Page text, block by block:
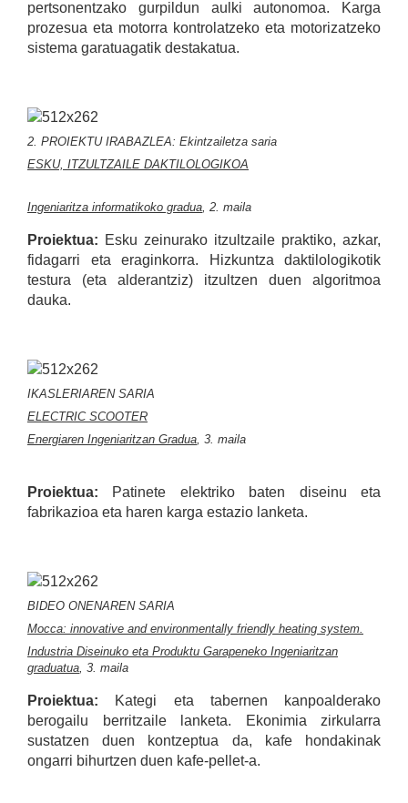
pertsonentzako gurpildun aulki autonomoa. Karga
prozesua eta motorra kontrolatzeko eta motorizatzeko
sistema garatuagatik destakatua.
2. PROIEKTU IRABAZLEA: Ekintzailetza saria
ESKU, ITZULTZAILE DAKTILOLOGIKOA
Ingeniaritza informatikoko gradua , 2. maila
Proiektua: Esku zeinurako itzultzaile praktiko, azkar,
fidagarri eta eraginkorra. Hizkuntza daktilologikotik
testura (eta alderantziz) itzultzen duen algoritmoa
dauka.
IKASLERIAREN SARIA
ELECTRIC SCOOTER
Energiaren Ingeniaritzan Gradua , 3. maila
Proiektua: Patinete elektriko baten diseinu eta
fabrikazioa eta haren karga estazio lanketa.
BIDEO ONENAREN SARIA
Mocca: innovative and environmentally friendly heating system.
Industria Diseinuko eta Produktu Garapeneko Ingeniaritzan
graduatua , 3. maila
Proiektua:
Kategi eta tabernen kanpoalderako
berogailu berritzaile lanketa. Ekonimia zirkularra
sustatzen duen kontzeptua da, kafe hondakinak
ongarri bihurtzen duen kafe-pellet-a.